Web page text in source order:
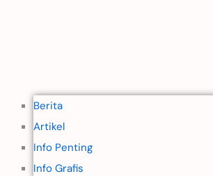
Berita
Artikel
Info Penting
Info Grafis